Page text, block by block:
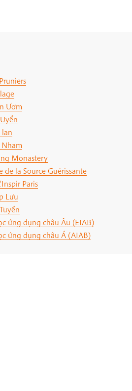
Ươm
lan
Monastery
de la Source Guérissante
Paris
Lưu
ứng dụng châu Âu (EIAB)
ứng dụng châu Á (AIAB)